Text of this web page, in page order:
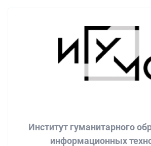
Институт гуманитарного
информационных